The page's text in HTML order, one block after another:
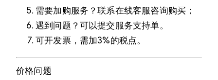
需要加购服务？联系在线客服咨询购买；
遇到问题？可以提交服务支持单。
可开发票，需加3%的税点。
价格问题